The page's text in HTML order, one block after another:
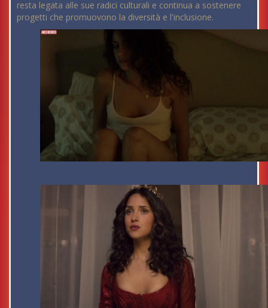
resta legata alle sue radici culturali e continua a sostenere
progetti che promuovono la diversità e l'inclusione.